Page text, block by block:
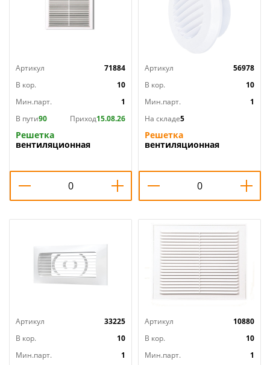
Артикул
71884
В кор.
10
Мин.парт.
1
В пути90 Приход15.08.26
Решетка
вентиляционная
Артикул
56978
В кор.
10
Мин.парт.
1
На складе5
Решетка
вентиляционная
ПКР 145/100 белый 4см
АВС Эвент, 1/70
Артикул
33225
В кор.
10
Мин.парт.
1
Артикул
10880
В кор.
10
Мин.парт.
1